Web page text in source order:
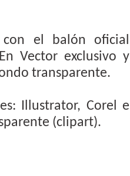
con el balón oficial
Vector exclusivo y
transparente.
Illustrator, Corel e
(clipart).